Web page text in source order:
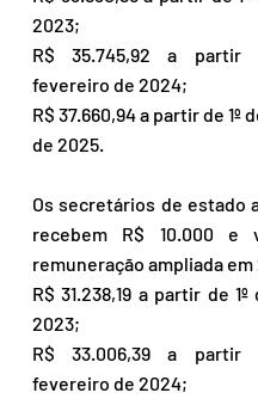
2023;
R$ 35.745,92 a partir
fevereiro de 2024;
R$ 37.660,94 a partir de 1º
de 2025.
Os secretários de estado
recebem R$ 10.000
remuneração ampliada em
R$ 31.238,19 a partir de
2023;
R$ 33.006,39 a partir
fevereiro de 2024;